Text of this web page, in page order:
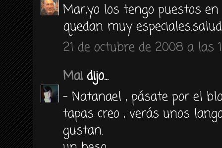
Mar,yo los tengo puestos
quedan muy
21 de octubre de 2008 a las
Mai dijo...
- Natanael , pásate por el
tapas creo , verás unos
gustan.